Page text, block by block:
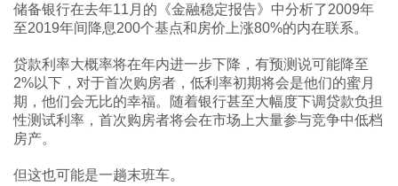
储备银行在去年11月的《金融稳定报告》中分析了2009年
至2019年间降息200个基点和房价上涨80%的内在联系。
贷款利率大概率将在年内进一步下降，有预测说可能降至
2%以下，对于首次购房者，低利率初期将会是他们的蜜月
期，他们会无比的幸福。随着银行甚至大幅度下调贷款负担
性测试利率，首次购房者将会在市场上大量参与竞争中低档
房产。
但这也可能是一趟末班车。